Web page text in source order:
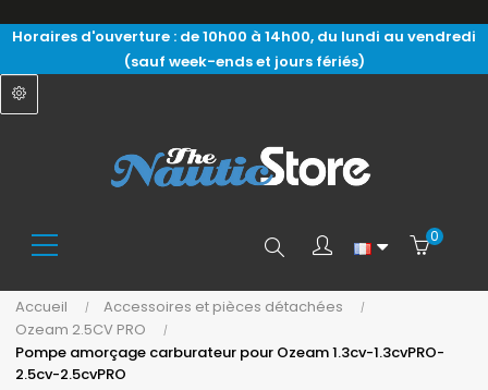
Horaires d'ouverture : de 10h00 à 14h00, du lundi au vendredi
(sauf week-ends et jours fériés)
Search 0
Accueil
Accessoires et pièces détachées
Ozeam 2.5CV PRO
Pompe amorçage carburateur pour Ozeam 1.3cv-1.3cvPRO-
2.5cv-2.5cvPRO